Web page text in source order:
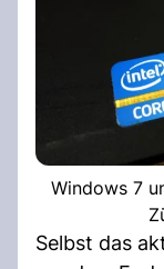
Windows 7
Selbst das